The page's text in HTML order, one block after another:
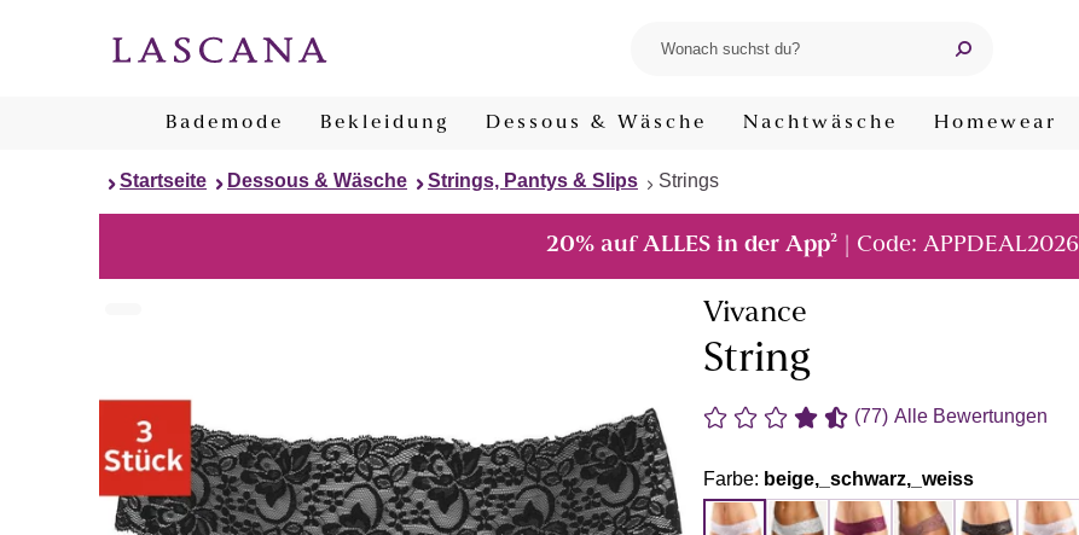
Bademode Bekleidung Dessous & Wäsche Nachtwäsche Homewear
Startseite Dessous & Wäsche Strings, Pantys & Slips Strings
20% auf ALLES in der App²| Code: APPDEAL2026
Vivance
String
(77) Alle Bewertungen
Farbe: beige,_schwarz,_weiss